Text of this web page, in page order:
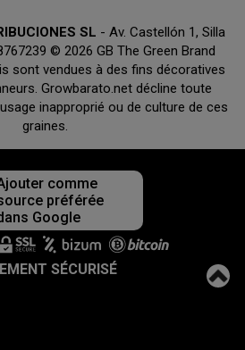
SL - Av. Castellón 1, Silla
© 2026 GB The Green Brand
sont vendues à des fins décoratives
Growbarato.net décline toute
inapproprié ou de culture de ces
graines.
comme
préférée
Google
SÉCURISÉ